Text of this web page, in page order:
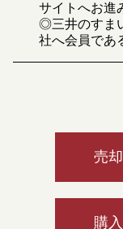
サイトへお進
◎三井のすま
社へ会員であ
売
購